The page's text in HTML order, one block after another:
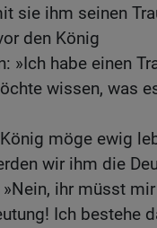
sie ihm seinen
den König
»Ich habe einen
wissen, was
möge ewig
wir ihm die
ihr müsst
Ich bestehe